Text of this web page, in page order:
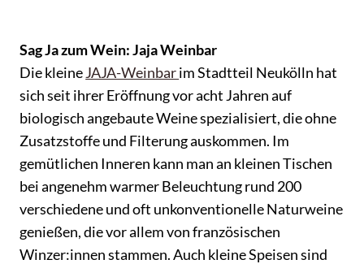
Sag Ja zum Wein: Jaja Weinbar
Die kleineJAJA-Weinbarim Stadtteil Neukölln hat
sich seit ihrer Eröffnung vor acht Jahren auf
biologisch angebaute Weine spezialisiert, die ohne
Zusatzstoffe und Filterung auskommen. Im
gemütlichen Inneren kann man an kleinen Tischen
bei angenehm warmer Beleuchtung rund 200
verschiedene und oft unkonventionelle Naturweine
genießen, die vor allem von französischen
Winzer:innen stammen. Auch kleine Speisen sind